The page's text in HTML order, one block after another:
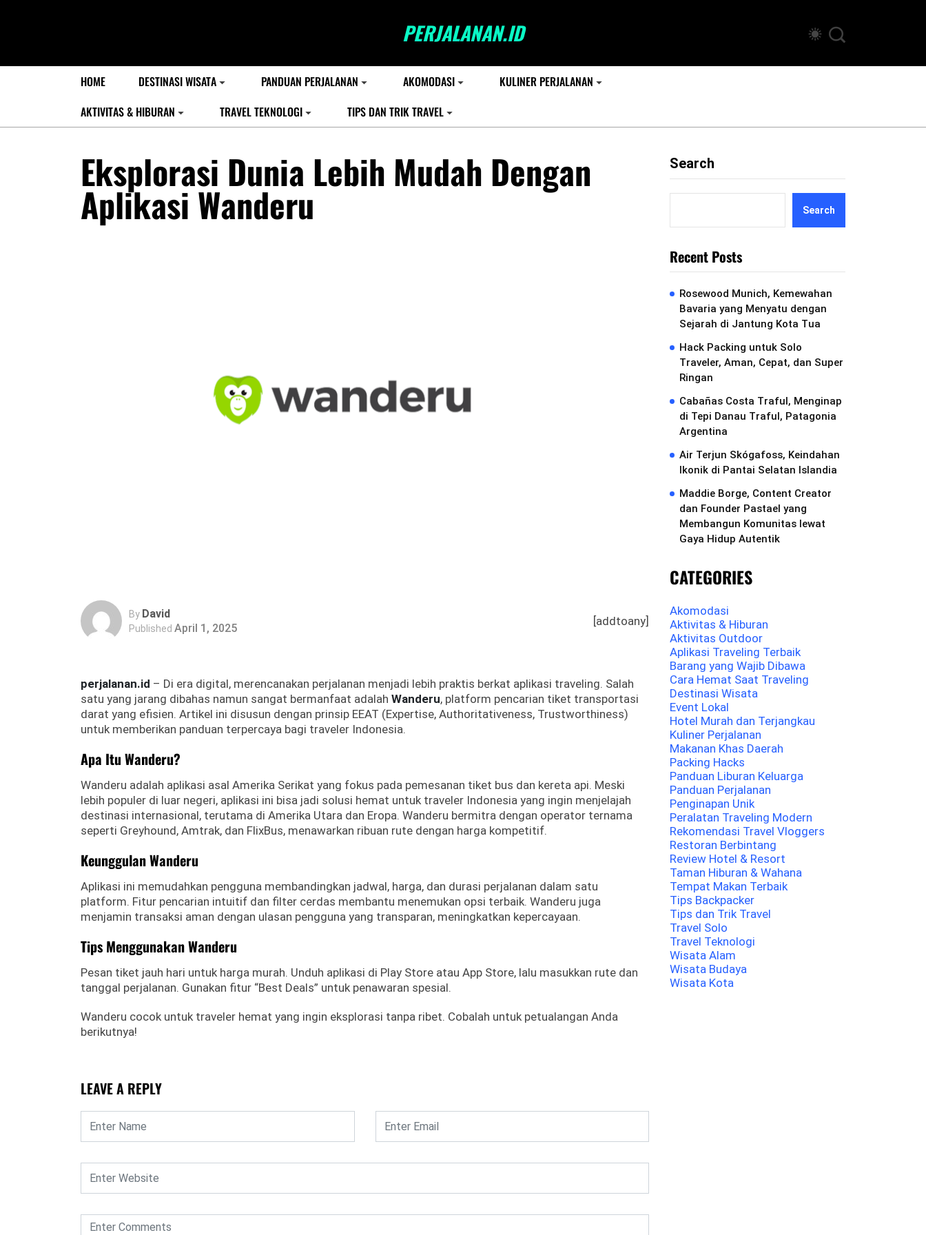
PERJALANAN.ID
HOME DESTINASI WISATA PANDUAN PERJALANAN AKOMODASI
KULINER PERJALANAN
AKTIVITAS & HIBURAN
TRAVEL TEKNOLOGI TIPS DAN TRIK TRAVEL
Eksplorasi Dunia Lebih Mudah Dengan
Aplikasi Wanderu
By David
Published April 1, 2025 [addtoany]
perjalanan.id – Di era digital, merencanakan perjalanan menjadi lebih praktis berkat aplikasi traveling. Salah
satu yang jarang dibahas namun sangat bermanfaat adalah Wanderu, platform pencarian tiket transportasi
darat yang efisien. Artikel ini disusun dengan prinsip EEAT (Expertise, Authoritativeness, Trustworthiness)
untuk memberikan panduan terpercaya bagi traveler Indonesia.
Apa Itu Wanderu?
Wanderu adalah aplikasi asal Amerika Serikat yang fokus pada pemesanan tiket bus dan kereta api. Meski
lebih populer di luar negeri, aplikasi ini bisa jadi solusi hemat untuk traveler Indonesia yang ingin menjelajah
destinasi internasional, terutama di Amerika Utara dan Eropa. Wanderu bermitra dengan operator ternama
seperti Greyhound, Amtrak, dan FlixBus, menawarkan ribuan rute dengan harga kompetitif.
Keunggulan Wanderu
Aplikasi ini memudahkan pengguna membandingkan jadwal, harga, dan durasi perjalanan dalam satu
platform. Fitur pencarian intuitif dan filter cerdas membantu menemukan opsi terbaik. Wanderu juga
menjamin transaksi aman dengan ulasan pengguna yang transparan, meningkatkan kepercayaan.
Tips Menggunakan Wanderu
Pesan tiket jauh hari untuk harga murah. Unduh aplikasi di Play Store atau App Store, lalu masukkan rute dan
tanggal perjalanan. Gunakan fitur “Best Deals” untuk penawaran spesial.
Wanderu cocok untuk traveler hemat yang ingin eksplorasi tanpa ribet. Cobalah untuk petualangan Anda
berikutnya!
LEAVE A REPLY
Search
Search
Recent Posts
Rosewood Munich, Kemewahan
Bavaria yang Menyatu dengan
Sejarah di Jantung Kota Tua
Hack Packing untuk Solo
Traveler, Aman, Cepat, dan Super
Ringan
Cabañas Costa Traful, Menginap
di Tepi Danau Traful, Patagonia
Argentina
Air Terjun Skógafoss, Keindahan
Ikonik di Pantai Selatan Islandia
Maddie Borge, Content Creator
dan Founder Pastael yang
Membangun Komunitas lewat
Gaya Hidup Autentik
CATEGORIES
Akomodasi
Aktivitas & Hiburan
Aktivitas Outdoor
Aplikasi Traveling Terbaik
Barang yang Wajib Dibawa
Cara Hemat Saat Traveling
Destinasi Wisata
Event Lokal
Hotel Murah dan Terjangkau
Kuliner Perjalanan
Makanan Khas Daerah
Packing Hacks
Panduan Liburan Keluarga
Panduan Perjalanan
Penginapan Unik
Peralatan Traveling Modern
Rekomendasi Travel Vloggers
Restoran Berbintang
Review Hotel & Resort
Taman Hiburan & Wahana
Tempat Makan Terbaik
Tips Backpacker
Tips dan Trik Travel
Travel Solo
Travel Teknologi
Wisata Alam
Wisata Budaya
Wisata Kota